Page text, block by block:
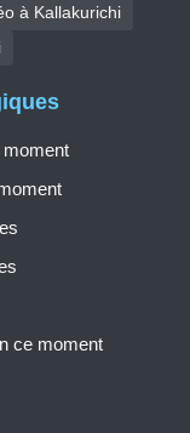
à Kallakurichi
ce moment